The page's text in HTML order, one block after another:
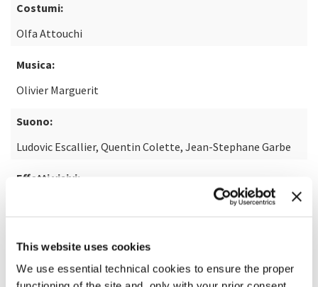
This website uses cookies
We use essential technical cookies to ensure the proper
Costumi:
Olfa Attouchi
Musica:
Olivier Marguerit
Suono:
Ludovic Escallier, Quentin Colette, Jean-Stephane Garbe
Effetti visivi:
Compagnie générale des effets visuels CGEV
SCOPRI DI PIÙ SUL FILM